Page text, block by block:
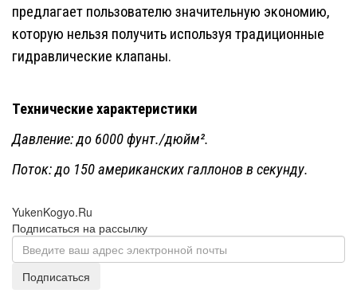
предлагает пользователю значительную экономию,
которую нельзя получить используя традиционные
гидравлические клапаны.
Технические характеристики
Давление: до 6000 фунт./дюйм².
Поток: до 150 американских галлонов в секунду.
YukenKogyo.Ru
Подписаться на рассылку
Подписаться